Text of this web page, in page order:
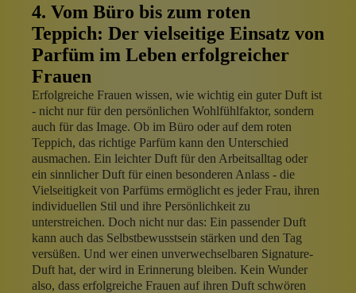
4. Vom Büro bis zum roten
Teppich: Der vielseitige Einsatz von
Parfüm im Leben erfolgreicher
Frauen
Erfolgreiche Frauen wissen, wie wichtig ein guter Duft ist
- nicht nur für den persönlichen Wohlfühlfaktor, sondern
auch für das Image. Ob im Büro oder auf dem roten
Teppich, das richtige Parfüm kann den Unterschied
ausmachen. Ein leichter Duft für den Arbeitsalltag oder
ein sinnlicher Duft für einen besonderen Anlass - die
Vielseitigkeit von Parfüms ermöglicht es jeder Frau, ihren
individuellen Stil und ihre Persönlichkeit zu
unterstreichen. Doch nicht nur das: Ein passender Duft
kann auch das Selbstbewusstsein stärken und den Tag
versüßen. Und wer einen unverwechselbaren Signature-
Duft hat, der wird in Erinnerung bleiben. Kein Wunder
also, dass erfolgreiche Frauen auf ihren Duft schwören